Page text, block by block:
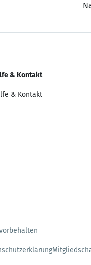
& Kontakt
& Kontakt